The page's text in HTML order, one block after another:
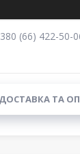
(66) 422-50-
ДОСТАВКА ТА